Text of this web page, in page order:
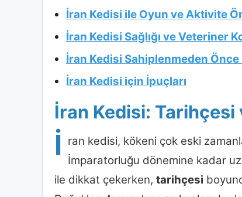
İran Kedisi ile Oyun ve Aktivite
İran Kedisi Sağlığı ve Veteriner
İran Kedisi Sahiplenmeden
İran Kedisi için İpuçları
İran Kedisi: Tarihçesi
İ ran kedisi, kökeni çok eski
İmparatorluğu dönemine kadar
ile dikkat çekerken, tarihçesi